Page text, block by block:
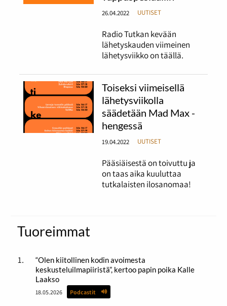
26.04.2022 UUTISET
Radio Tutkan kevään
lähetyskauden viimeinen
lähetysviikko on täällä.
Toiseksi viimeisellä
lähetysviikolla
säädetään Mad Max -
hengessä
19.04.2022 UUTISET
Pääsiäisestä on toivuttu ja
on taas aika kuuluttaa
tutkalaisten ilosanomaa!
Tuoreimmat
“Olen kiitollinen kodin avoimesta
keskusteluilmapiiristä”, kertoo papin poika Kalle
Laakso
18.05.2026 Podcastit